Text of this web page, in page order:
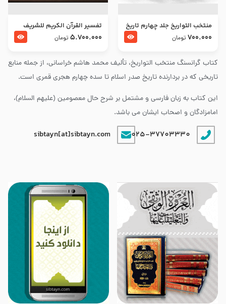
کتاب گرانسنگ منتخب التواريخ، تألیف محمد هاشم خراسانی، از جمله منابع
تاریخی که در بردارنده تاریخ صدر اسلام تا سده چهارم هجری قمری است.
این کتاب به زبان فارسی و مشتمل بر شرح حال معصومین (علیهم السلام)،
امامزادگان و اصحاب ایشان می باشد.
025-37703330
sibtayn[at]sibtayn.com
منتخب التواریخ جلد چهارم تاریخ
امام زین العابدین و امام محمد
700.000 تومان
تفسير القرآن الكريم للشريف
المرتضي قدس سرّه
5.700.000 تومان